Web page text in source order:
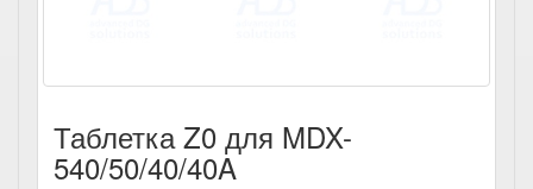
Таблетка Z0 для MDX-
540/50/40/40A